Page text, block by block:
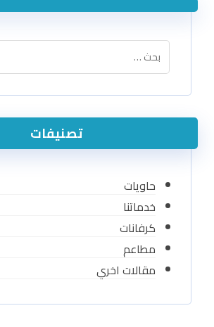
تصنيفات
حاويات
خدماتنا
كرفانات
مطاعم
مقالات اخري